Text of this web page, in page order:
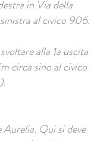
in Via della
al civico 906.
alla 1a uscita
circa sino al civico
Qui si deve